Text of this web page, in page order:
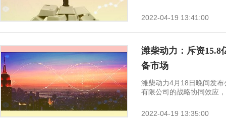
2022-04-19 13:41:00
潍柴动力：斥资15.8
备市场
潍柴动力4月18日晚间发
有限公司的战略协同效应
2022-04-19 13:35:00